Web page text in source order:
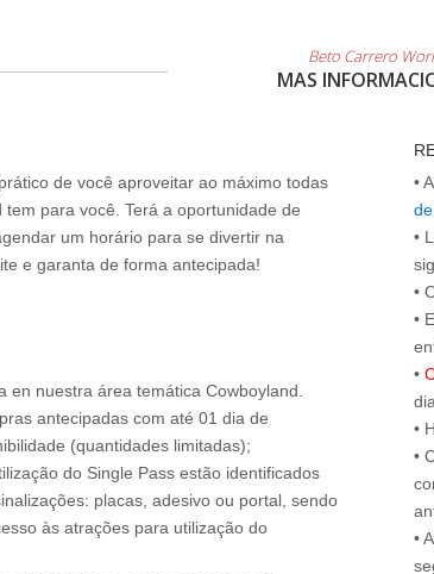
Beto Carrero
MAS
de você aproveitar ao máximo todas
para você. Terá a oportunidade de
um horário para se divertir na
e garanta de forma antecipada!
en nuestra área temática Cowboyland.
antecipadas com até 01 dia de
(quantidades limitadas);
do Single Pass estão identificados
placas, adesivo ou portal, sendo
às atrações para utilização do
•
•
•
•
•
•
•
•